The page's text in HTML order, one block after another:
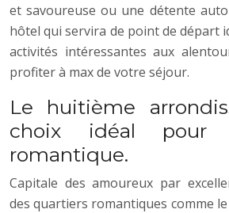
et savoureuse ou une détente
hôtel qui servira de point de départ
activités intéressantes aux
profiter à max de votre séjour.
Le huitième
choix idéal pour
romantique.
Capitale des amoureux par
des quartiers romantiques comme